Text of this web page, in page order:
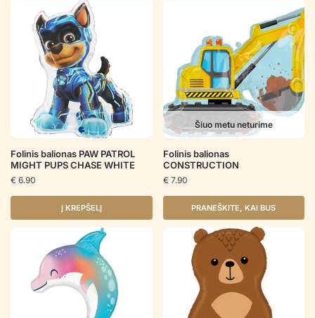
Folinis balionas PAW PATROL
MIGHT PUPS CHASE WHITE
€ 6.90
Į KREPŠELĮ
Šiuo metu neturime
Folinis balionas
CONSTRUCTION
€ 7.90
PRANEŠKITE, KAI BUS